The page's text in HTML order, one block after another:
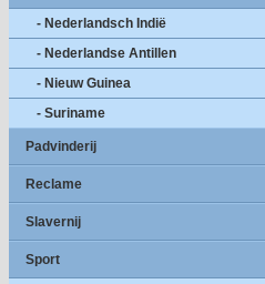
- Nederlandsch Indië
- Nederlandse Antillen
- Nieuw Guinea
- Suriname
Padvinderij
Reclame
Slavernij
Sport